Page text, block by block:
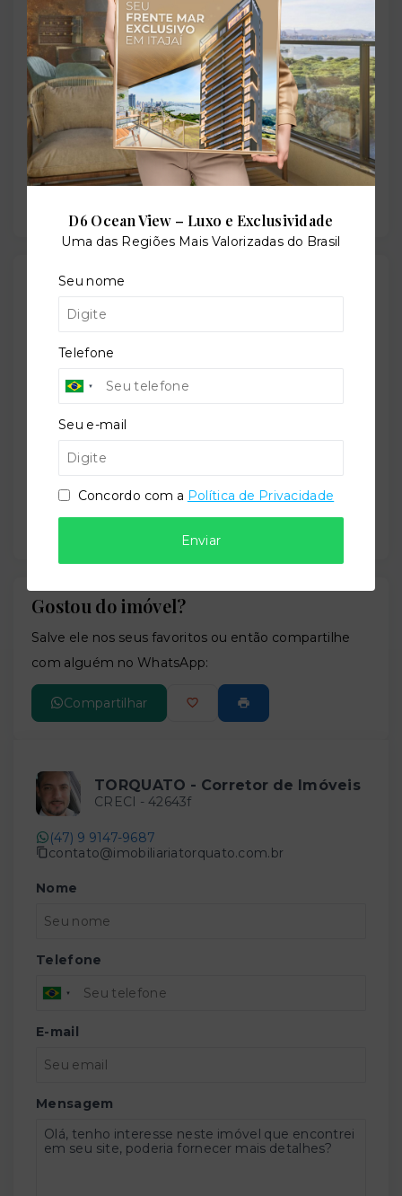
Situação:
Novo
Previsão de entrega:
30/05/2026
Localização
Rua Moacir, 2954 - Centro - Capão da Canoa/RS
Gostou do imóvel?
Salve ele nos seus favoritos ou então compartilhe
com alguém no WhatsApp:
Compartilhar
TORQUATO - Corretor de Imóveis
CRECI - 42643f
(47) 9 9147-9687
contato@imobiliariatorquato.com.br
Nome
Telefone
E-mail
Mensagem
D6 Ocean View – Luxo e Exclusividade
Uma das Regiões Mais Valorizadas do Brasil
Seu nome
Telefone
Seu e-mail
Concordo com a Política de Privacidade
Enviar